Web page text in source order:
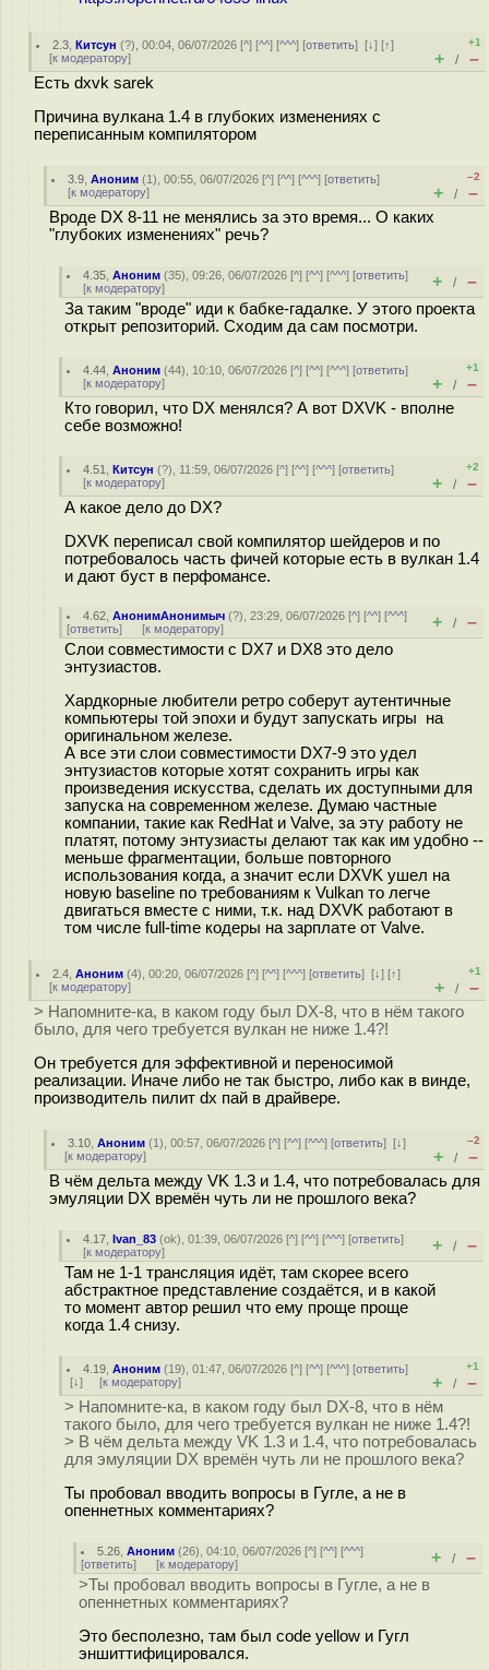
2.3 ,Китсун (?), 00:04, 06/07/2026 [^] [^^] [^^^] [ответить][↓] [↑]
[к модератору]
+1
+ / –
Есть dxvk sarek
Причина вулкана 1.4 в глубоких изменениях с
переписанным компилятором
3.9 ,Аноним (1), 00:55, 06/07/2026 [^] [^^] [^^^] [ответить]
[к модератору]
–2
+ / –
Вроде DX 8-11 не менялись за это время... О каких
"глубоких изменениях" речь?
4.35 ,Аноним (35), 09:26, 06/07/2026 [^] [^^] [^^^] [ответить]
[к модератору] + / –
За таким "вроде" иди к бабке-гадалке. У этого проекта
открыт репозиторий. Сходим да сам посмотри.
4.44 ,Аноним (44), 10:10, 06/07/2026 [^] [^^] [^^^] [ответить]
[к модератору]
+1
+ / –
Кто говорил, что DX менялся? А вот DXVK - вполне
себе возможно!
4.51 ,Китсун (?), 11:59, 06/07/2026 [^] [^^] [^^^] [ответить]
[к модератору]
+2
+ / –
А какое дело до DX?
DXVK переписал свой компилятор шейдеров и по
потребовалось часть фичей которые есть в вулкан 1.4
и дают буст в перфомансе.
4.62 ,АнонимАнонимыч (?), 23:29, 06/07/2026 [^] [^^] [^^^]
[ответить] [к модератору] + / –
Слои совместимости c DX7 и DX8 это дело
энтузиастов.
Хардкорные любители ретро соберут аутентичные
компьютеры той эпохи и будут запускать игры на
оригинальном железе.
А все эти слои совместимости DX7-9 это удел
энтузиастов которые хотят сохранить игры как
произведения искусства, сделать их доступными для
запуска на современном железе. Думаю частные
компании, такие как RedHat и Valve, за эту работу не
платят, потому энтузиасты делают так как им удобно --
меньше фрагментации, больше повторного
использования когда, а значит если DXVK ушел на
новую baseline по требованиям к Vulkan то легче
двигаться вместе с ними, т.к. над DXVK работают в
том числе full-time кодеры на зарплате от Valve.
2.4 ,Аноним (4), 00:20, 06/07/2026 [^] [^^] [^^^] [ответить][↓] [↑]
[к модератору]
+1
+ / –
> Напомните-ка, в каком году был DX-8, что в нём такого
было, для чего требуется вулкан не ниже 1.4?!
Он требуется для эффективной и переносимой
реализации. Иначе либо не так быстро, либо как в винде,
производитель пилит dx пай в драйвере.
3.10 ,Аноним (1), 00:57, 06/07/2026 [^] [^^] [^^^] [ответить][↓]
[к модератору]
–2
+ / –
В чём дельта между VK 1.3 и 1.4, что потребовалась для
эмуляции DX времён чуть ли не прошлого века?
4.17 ,Ivan_83 (ok), 01:39, 06/07/2026 [^] [^^] [^^^] [ответить]
[к модератору] + / –
Там не 1-1 трансляция идёт, там скорее всего
абстрактное представление создаётся, и в какой
то момент автор решил что ему проще проще
когда 1.4 снизу.
4.19 ,Аноним (19), 01:47, 06/07/2026 [^] [^^] [^^^] [ответить]
[↓] [к модератору]
+1
+ / –
> Напомните-ка, в каком году был DX-8, что в нём
такого было, для чего требуется вулкан не ниже 1.4?!
> В чём дельта между VK 1.3 и 1.4, что потребовалась
для эмуляции DX времён чуть ли не прошлого века?
Ты пробовал вводить вопросы в Гугле, а не в
опеннетных комментариях?
5.26 ,Аноним (26), 04:10, 06/07/2026 [^] [^^] [^^^]
[ответить] [к модератору] + / –
>Ты пробовал вводить вопросы в Гугле, а не в
опеннетных комментариях?
Это бесполезно, там был code yellow и Гугл
эншиттифицировался.